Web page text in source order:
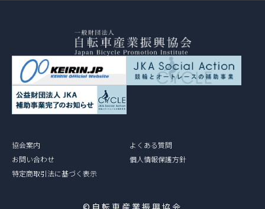
協会案内
よくある質問
お問い合わせ
個人情報保護方針
特定商取引法に基づく表示